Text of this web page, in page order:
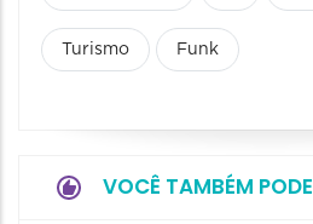
Turismo Funk
VOCÊ TAMBÉM